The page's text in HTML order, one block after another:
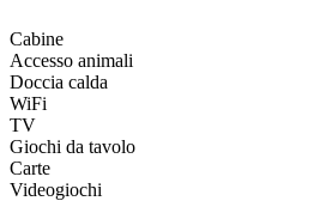
Cabine
Accesso animali
Doccia calda
WiFi
TV
Giochi da tavolo
Carte
Videogiochi